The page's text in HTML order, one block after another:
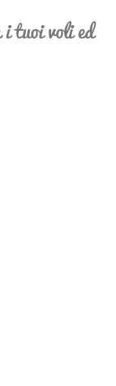
tuoi voli ed